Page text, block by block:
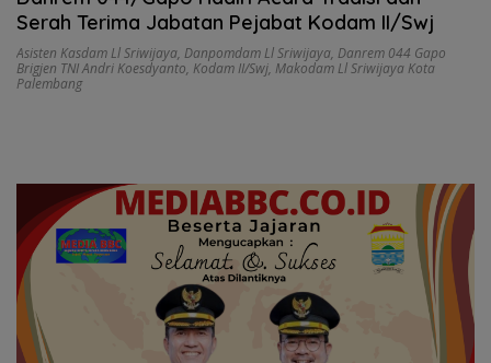
Serah Terima Jabatan Pejabat Kodam II/Swj
Asisten Kasdam Ll Sriwijaya, Danpomdam Ll Sriwijaya, Danrem 044 Gapo
Brigjen TNI Andri Koesdyanto, Kodam II/Swj, Makodam Ll Sriwijaya Kota
Palembang